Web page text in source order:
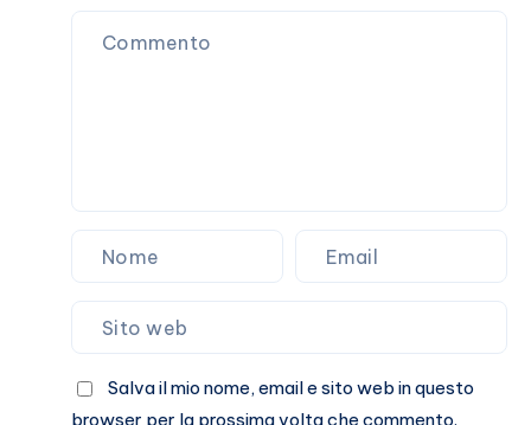
Marracash?
Salva il mio nome, email e sito web in questo
browser per la prossima volta che commento.